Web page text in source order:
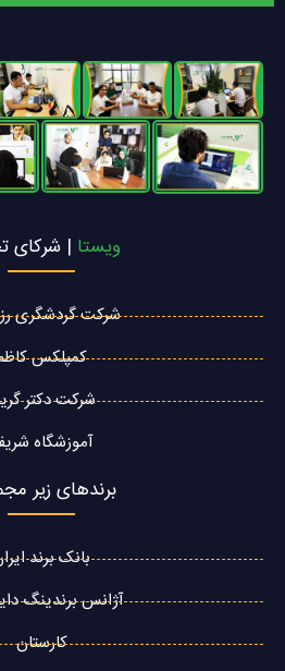
ویستا | شرکای
شرکت گردشگری
کمپلکس
شرکت دکتر
آموزشگاه
برندهای زیر
بانک برند
آژانس برندینگ
کارستان